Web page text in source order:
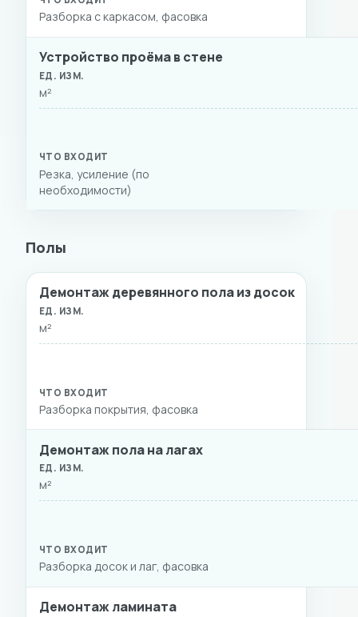
Разборка с каркасом, фасовка
Устройство проёма в стене
м²
Резка, усиление (по
необходимости)
Полы
ВИД РАБОТ ЕД. ИЗМ. СТОИМОСТЬ
Демонтаж деревянного пола из досок
м²
Разборка покрытия, фасовка
Демонтаж пола на лагах
м²
Разборка досок и лаг, фасовка
Демонтаж ламината